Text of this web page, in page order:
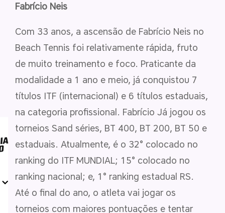
Fabrício Neis
Com 33 anos, a ascensão de Fabrício Neis no
Beach Tennis foi relativamente rápida, fruto
de muito treinamento e foco. Praticante da
modalidade a 1 ano e meio, já conquistou 7
títulos ITF (internacional) e 6 títulos estaduais,
na categoria profissional. Fabrício Já jogou os
torneios Sand séries, BT 400, BT 200, BT 50 e
estaduais. Atualmente, é o 32° colocado no
ranking do ITF MUNDIAL; 15° colocado no
ranking nacional; e, 1° ranking estadual RS.
Até o final do ano, o atleta vai jogar os
torneios com maiores pontuações e tentar